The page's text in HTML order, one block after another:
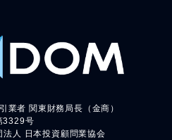
業者 関東財務局長（金商）
3329号
法人 日本投資顧問業協会